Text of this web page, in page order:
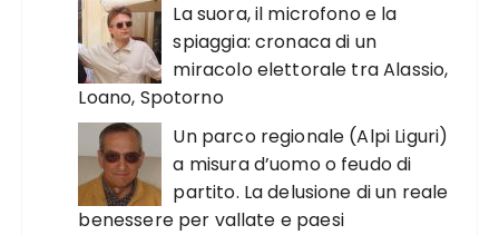
La suora, il microfono e la
spiaggia: cronaca di un
miracolo elettorale tra Alassio,
Loano, Spotorno
Un parco regionale (Alpi Liguri)
a misura d’uomo o feudo di
partito. La delusione di un reale
benessere per vallate e paesi